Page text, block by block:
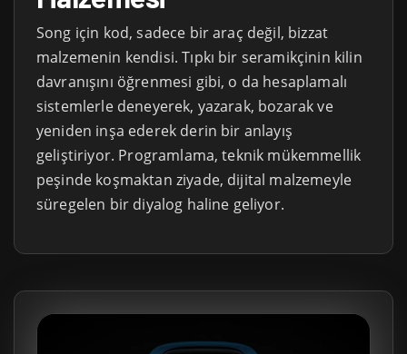
Song için kod, sadece bir araç değil, bizzat
malzemenin kendisi. Tıpkı bir seramikçinin kilin
davranışını öğrenmesi gibi, o da hesaplamalı
sistemlerle deneyerek, yazarak, bozarak ve
yeniden inşa ederek derin bir anlayış
geliştiriyor. Programlama, teknik mükemmellik
peşinde koşmaktan ziyade, dijital malzemeyle
süregelen bir diyalog haline geliyor.